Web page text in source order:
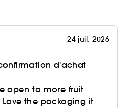
24 juil. 2026
d'achat
open to more fruit
the packaging it